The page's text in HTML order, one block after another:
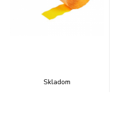
Skladom